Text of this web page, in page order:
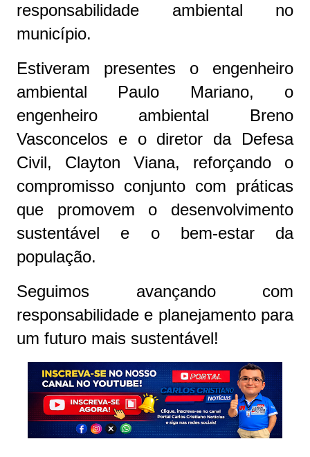
responsabilidade ambiental no
município.
Estiveram presentes o engenheiro
ambiental Paulo Mariano, o
engenheiro ambiental Breno
Vasconcelos e o diretor da Defesa
Civil, Clayton Viana, reforçando o
compromisso conjunto com práticas
que promovem o desenvolvimento
sustentável e o bem-estar da
população.
Seguimos avançando com
responsabilidade e planejamento para
um futuro mais sustentável!